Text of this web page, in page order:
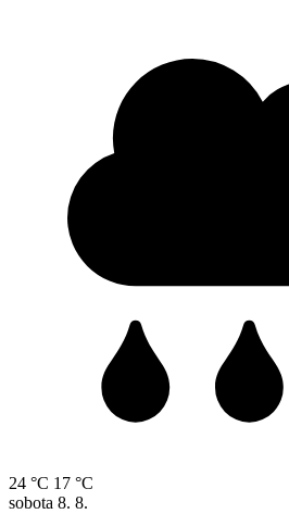
24 °C 17 °C
sobota 8. 8.